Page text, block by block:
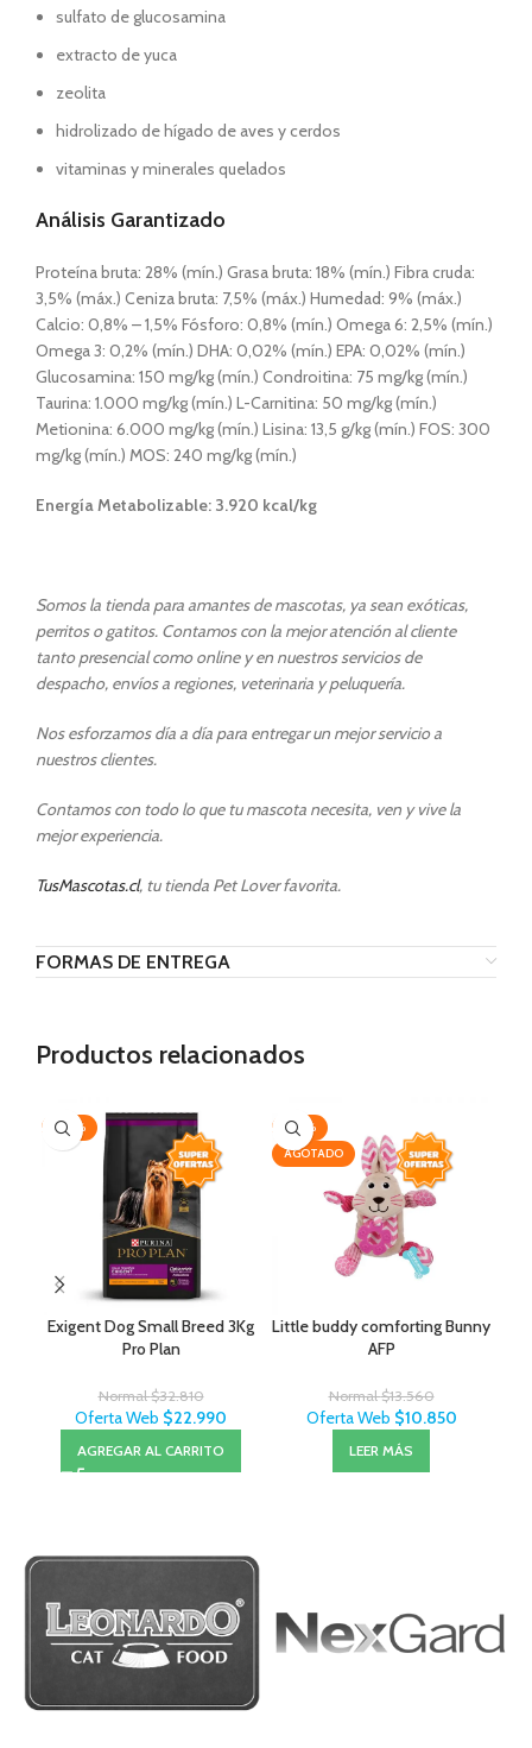
sulfato de glucosamina
extracto de yuca
zeolita
hidrolizado de hígado de aves y cerdos
vitaminas y minerales quelados
Análisis Garantizado
Proteína bruta: 28% (mín.) Grasa bruta: 18% (mín.) Fibra cruda:
3,5% (máx.) Ceniza bruta: 7,5% (máx.) Humedad: 9% (máx.)
Calcio: 0,8% – 1,5% Fósforo: 0,8% (mín.) Omega 6: 2,5% (mín.)
Omega 3: 0,2% (mín.) DHA: 0,02% (mín.) EPA: 0,02% (mín.)
Glucosamina: 150 mg/kg (mín.) Condroitina: 75 mg/kg (mín.)
Taurina: 1.000 mg/kg (mín.) L-Carnitina: 50 mg/kg (mín.)
Metionina: 6.000 mg/kg (mín.) Lisina: 13,5 g/kg (mín.) FOS: 300
mg/kg (mín.) MOS: 240 mg/kg (mín.)​
Energía Metabolizable: 3.920 kcal/kg​
Somos la tienda para amantes de mascotas, ya sean exóticas,
perritos o gatitos. Contamos con la mejor atención al cliente
tanto presencial como online y en nuestros servicios de
despacho, envíos a regiones, veterinaria y peluquería.
Nos esforzamos día a día para entregar un mejor servicio a
nuestros clientes.
Contamos con todo lo que tu mascota necesita, ven y vive la
mejor experiencia.
TusMascotas.cl, tu tienda Pet Lover favorita.
FORMAS DE ENTREGA
Productos relacionados
-30%
Exigent Dog Small Breed 3Kg
Pro Plan
Normal$32.810
Oferta Web $22.990
AGREGAR AL CARRITO
-20%
AGOTADO
Little buddy comforting Bunny
AFP
Normal$13.560
Oferta Web $10.850
LEER MÁS